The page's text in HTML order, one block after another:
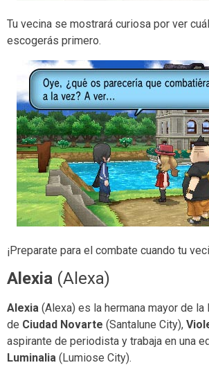
Tu vecina se mostrará curiosa por ver
escogerás primero.
¡Preparate para el combate cuando tu
Alexia (Alexa)
Alexia (Alexa) es la hermana mayor de la
de Ciudad Novarte (Santalune City),
aspirante de periodista y trabaja en una
Luminalia (Lumiose City).